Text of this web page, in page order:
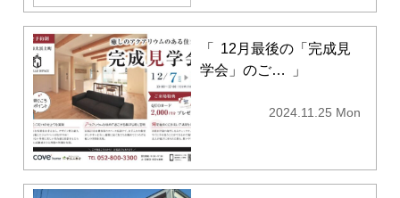
「
12月最後の「完成見
学会」のご…
」
2024.11.25 Mon